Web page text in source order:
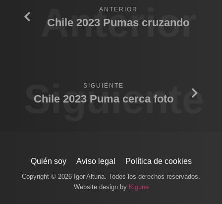
Anterior
ANTERIOR
Chile 2023 Pumas cruzando
Siguiente
SIGUIENTE
Chile 2023 Puma cerca foto
Quién soy Aviso legal Política de cookies
Copyright © 2026 Igor Altuna. Todos los derechos reservados.
Website design by Kigune